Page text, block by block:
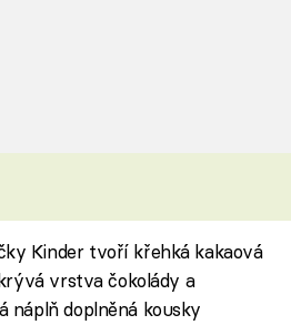
Kinder tvoří křehká kakaová
vrstva čokolády a
náplň doplněná kousky